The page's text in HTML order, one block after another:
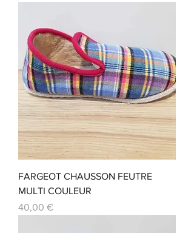
FARGEOT CHAUSSON FEUTRE
MULTI COULEUR
Prix
40,00 €